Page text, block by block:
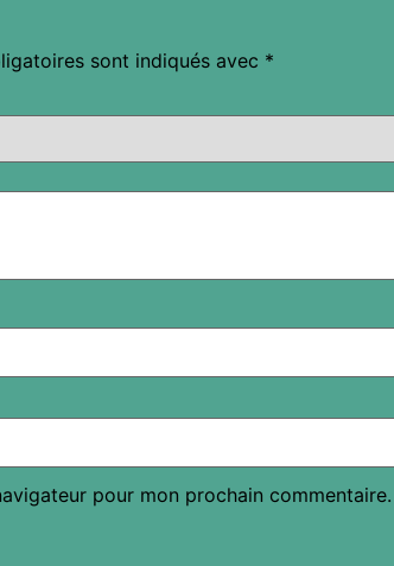
sont indiqués avec *
pour mon prochain commentaire.